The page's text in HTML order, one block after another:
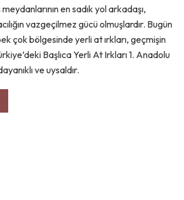
en sadık yol arkadaşı,
vazgeçilmez gücü olmuşlardır. Bugün
çok bölgesinde yerli at ırkları, geçmişin
Başlıca Yerli At Irkları 1. Anadolu
ve uysaldır.